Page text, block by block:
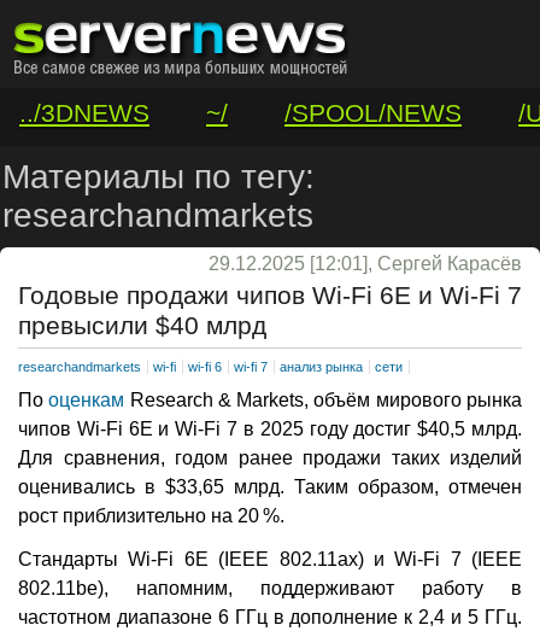
../3DNEWS ~/ /SPOOL/NEWS
/
/VAR/CONTACT
Материалы по тегу:
researchandmarkets
29.12.2025 [12:01], Сергей Карасёв
Годовые продажи чипов Wi-Fi 6E и Wi-Fi 7
превысили $40 млрд
researchandmarkets wi-fi wi-fi 6 wi-fi 7 анализ рынка сети
Пооценкам Research & Markets, объём мирового рынка
чипов Wi-Fi 6E и Wi-Fi 7 в 2025 году достиг $40,5 млрд.
Для сравнения, годом ранее продажи таких изделий
оценивались в $33,65 млрд. Таким образом, отмечен
рост приблизительно на 20 %.
Стандарты Wi-Fi 6E (IEEE 802.11ax) и Wi-Fi 7 (IEEE
802.11be), напомним, поддерживают работу в
частотном диапазоне 6 ГГц в дополнение к 2,4 и 5 ГГц.